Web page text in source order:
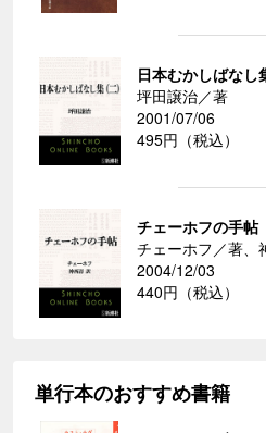
日本むかしばなし
坪田譲治／著
2001/07/06
495円（税込）
チェーホフの手帖
チェーホフ／著、
2004/12/03
440円（税込）
単行本のおすすめ書籍